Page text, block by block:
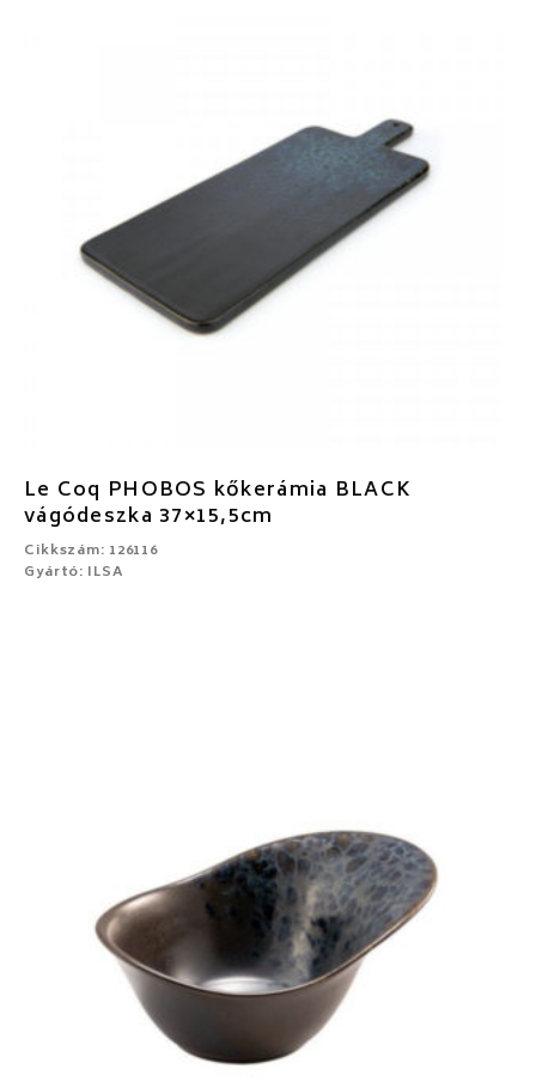
Le Coq PHOBOS kőkerámia BLACK
vágódeszka 37×15,5cm
Cikkszám: 126116
Gyártó: ILSA